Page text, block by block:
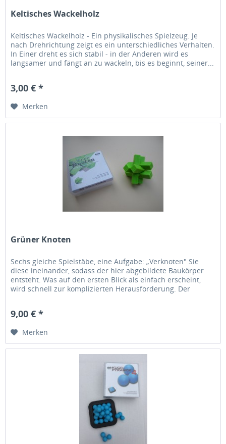
Keltisches Wackelholz
Keltisches Wackelholz - Ein physikalisches Spielzeug. Je
nach Drehrichtung zeigt es ein unterschiedliches Verhalten.
In Einer dreht es sich stabil - in der Anderen wird es
langsamer und fängt an zu wackeln, bis es beginnt, seiner...
3,00 € *
Merken
Grüner Knoten
Sechs gleiche Spielstäbe, eine Aufgabe: „Verknoten" Sie
diese ineinander, sodass der hier abgebildete Baukörper
entsteht. Was auf den ersten Blick als einfach erscheint,
wird schnell zur komplizierten Herausforderung. Der
9,00 € *
Merken